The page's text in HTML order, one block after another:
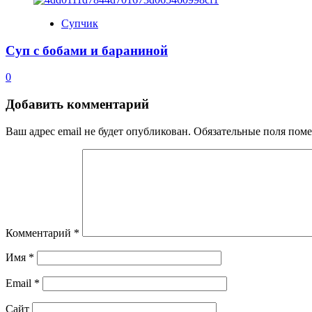
Супчик
Суп с бобами и бараниной
0
Добавить комментарий
Ваш адрес email не будет опубликован. Обязательные поля
Комментарий *
Имя *
Email *
Сайт